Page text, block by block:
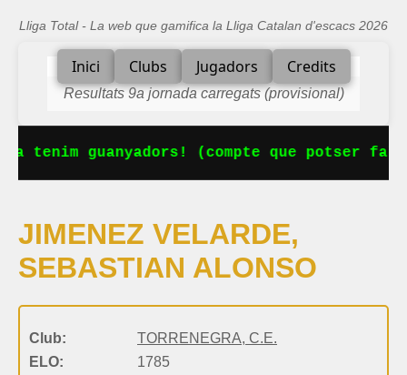
Lliga Total - La web que gamifica la Lliga Catalan d'escacs 2026
Inici Clubs Jugadors Credits
Resultats 9a jornada carregats (provisional)
tenim guanyadors! (compte que potser
JIMENEZ VELARDE,
SEBASTIAN ALONSO
Club:
TORRENEGRA, C.E.
ELO:
1785